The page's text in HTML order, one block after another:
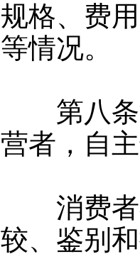
规格、费
等情况。
第八条
营者，自
消费者
较、鉴别